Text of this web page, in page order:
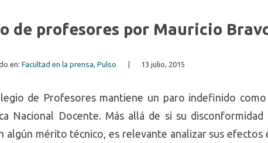
de profesores por Mauricio
en: Facultad en la prensa, Pulso 13 julio, 2015
de Profesores mantiene un paro indefinido
Nacional Docente. Más allá de si su
algún mérito técnico, es relevante analizar sus efectos